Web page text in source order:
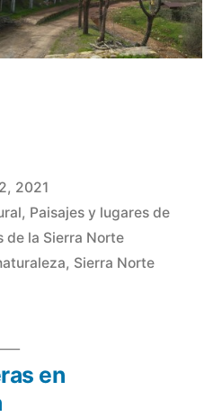
2021
, Paisajes y lugares de
de la Sierra Norte
, Sierra Norte
Entrada
siguiente:
en